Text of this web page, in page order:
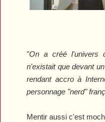
"On a créé l'univers
n'existait que devant
rendant accro à
personnage "nerd"
Mentir aussi c'est